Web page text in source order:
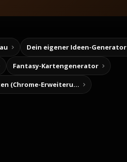
Dein eigener Ideen-Generator
Fantasy-Kartengenerator
Story-Notizen (Chrome-Erweiterung)